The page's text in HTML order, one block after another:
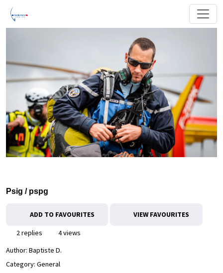
Psig / pspg
ADD TO FAVOURITES VIEW FAVOURITES
2 replies
4 views
Author: Baptiste D.
Category: General